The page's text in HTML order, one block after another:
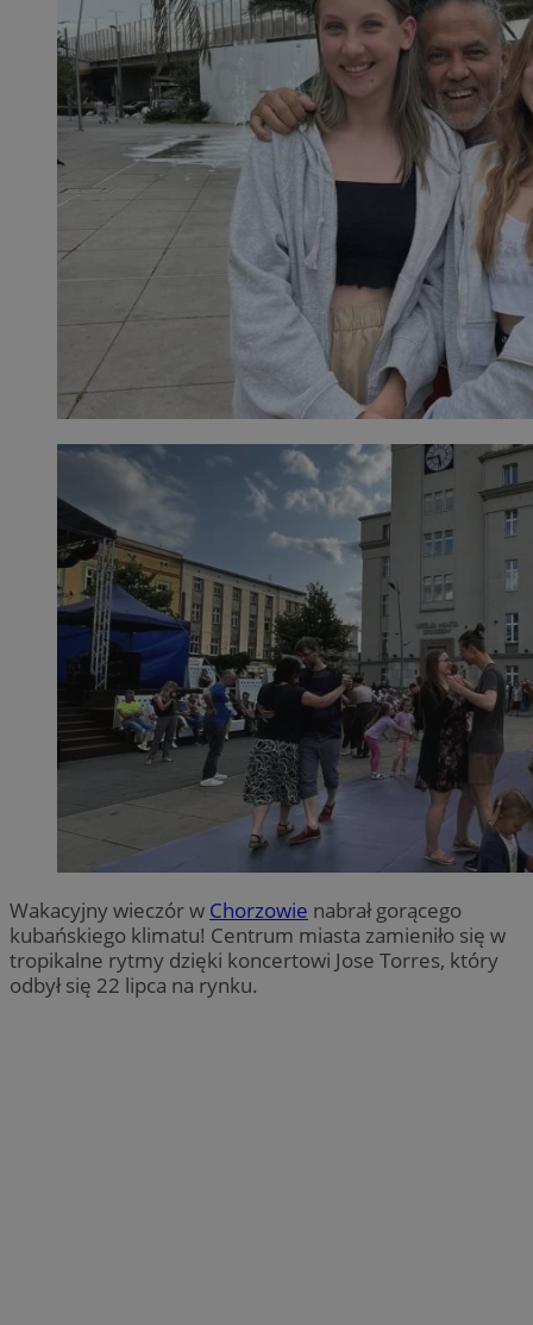
Wakacyjny wieczór w Chorzowie nabrał gorącego
kubańskiego klimatu! Centrum miasta zamieniło się w
tropikalne rytmy dzięki koncertowi Jose Torres, który
odbył się 22 lipca na rynku.